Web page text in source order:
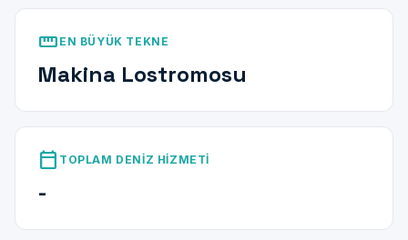
straighten EN BÜYÜK TEKNE
Makina Lostromosu
calendar_today TOPLAM DENIZ HIZMETI
-